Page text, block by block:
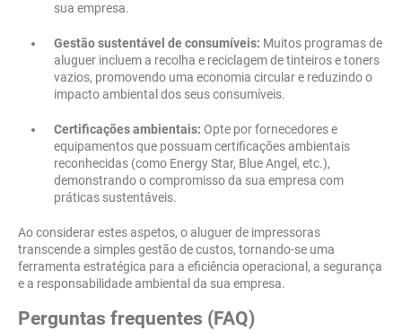
sua empresa.
Gestão sustentável de consumíveis: Muitos programas de
aluguer incluem a recolha e reciclagem de tinteiros e toners
vazios, promovendo uma economia circular e reduzindo o
impacto ambiental dos seus consumíveis.
Certificações ambientais: Opte por fornecedores e
equipamentos que possuam certificações ambientais
reconhecidas (como Energy Star, Blue Angel, etc.),
demonstrando o compromisso da sua empresa com
práticas sustentáveis.
Ao considerar estes aspetos, o aluguer de impressoras
transcende a simples gestão de custos, tornando-se uma
ferramenta estratégica para a eficiência operacional, a segurança
e a responsabilidade ambiental da sua empresa.
Perguntas frequentes (FAQ)